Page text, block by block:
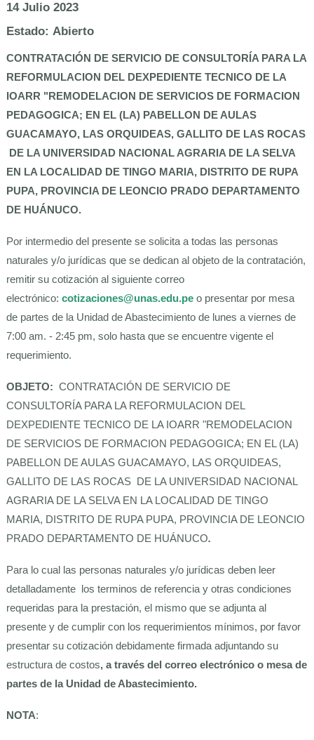
14 Julio 2023
Estado:Abierto
CONTRATACIÓN DE SERVICIO DE CONSULTORÍA PARA LA
REFORMULACION DEL DEXPEDIENTE TECNICO DE LA
IOARR "REMODELACION DE SERVICIOS DE FORMACION
PEDAGOGICA; EN EL (LA) PABELLON DE AULAS
GUACAMAYO, LAS ORQUIDEAS, GALLITO DE LAS ROCAS
DE LA UNIVERSIDAD NACIONAL AGRARIA DE LA SELVA
EN LA LOCALIDAD DE TINGO MARIA, DISTRITO DE RUPA
PUPA, PROVINCIA DE LEONCIO PRADO DEPARTAMENTO
DE HUÁNUCO.
Por intermedio del presente se solicita a todas las personas
naturales y/o jurídicas que se dedican al objeto de la contratación,
remitir su cotización al siguiente correo
electrónico:cotizaciones@unas.edu.pe o presentar por mesa
de partes de la Unidad de Abastecimiento de lunes a viernes de
7:00 am. - 2:45 pm, solo hasta que se encuentre vigente el
requerimiento.
OBJETO: CONTRATACIÓN DE SERVICIO DE
CONSULTORÍA PARA LA REFORMULACION DEL
DEXPEDIENTE TECNICO DE LA IOARR "REMODELACION
DE SERVICIOS DE FORMACION PEDAGOGICA; EN EL (LA)
PABELLON DE AULAS GUACAMAYO, LAS ORQUIDEAS,
GALLITO DE LAS ROCAS DE LA UNIVERSIDAD NACIONAL
AGRARIA DE LA SELVA EN LA LOCALIDAD DE TINGO
MARIA, DISTRITO DE RUPA PUPA, PROVINCIA DE LEONCIO
PRADO DEPARTAMENTO DE HUÁNUCO.
Para lo cual las personas naturales y/o jurídicas deben leer
detalladamente los terminos de referencia y otras condiciones
requeridas para la prestación, el mismo que se adjunta al
presente y de cumplir con los requerimientos mínimos, por favor
presentar su cotización debidamente firmada adjuntando su
estructura de costos, a través del correo electrónico o mesa de
partes de la Unidad de Abastecimiento.
NOTA: